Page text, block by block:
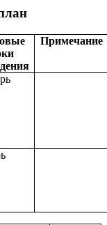
Примечание